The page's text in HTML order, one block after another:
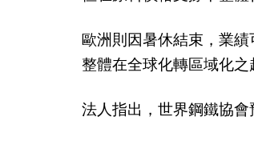
歐洲則因暑休結束，業
整體在全球化轉區域化之
法人指出，世界鋼鐵協會